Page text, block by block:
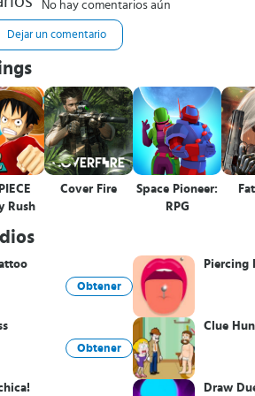
No hay comentarios aún
Dejar un comentario
Rush
Cover Fire
Space Pioneer:
RPG
Obtener
Obtener
Piercing
Clue
Draw